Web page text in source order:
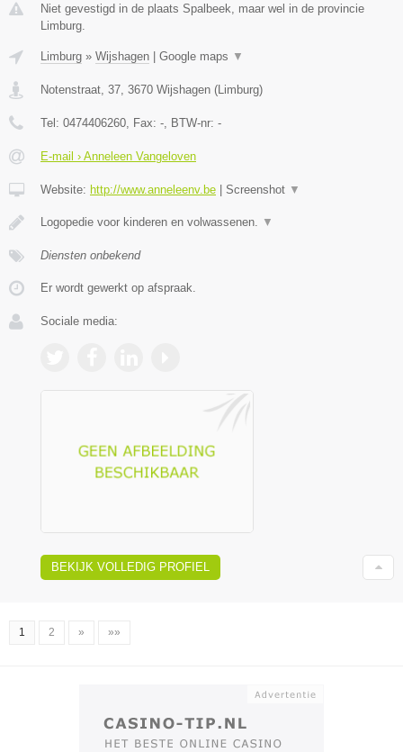
Niet gevestigd in de plaats Spalbeek, maar wel in de provincie
Limburg.
Limburg » Wijshagen Google maps ▼
Notenstraat, 37, 3670 Wijshagen (Limburg)
Tel: 0474406260, Fax: -, BTW-nr: -
E-mail › Anneleen Vangeloven
Website: http://www.anneleenv.be Screenshot ▼
Logopedie voor kinderen en volwassenen. ▼
Diensten onbekend
Er wordt gewerkt op afspraak.
Sociale media:
BEKIJK VOLLEDIG PROFIEL
1 2 » »»